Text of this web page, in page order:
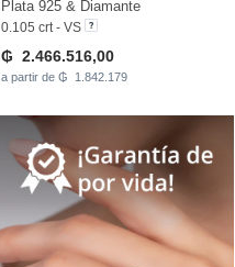
Plata 925 & Diamante
0.105 crt - VS
₲ 2.466.516,00
a partir de ₲ 1.842.179